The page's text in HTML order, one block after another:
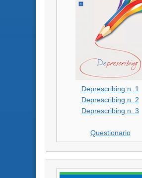
Deprescribing n. 1
Deprescribing n. 2
Deprescribing n. 3
Questionario